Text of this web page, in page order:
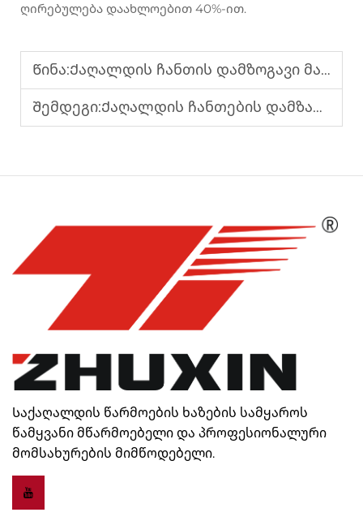
ღირებულება დაახლოებით 40%-ით.
Წინა:Ქაღალდის ჩანთის დამზოგავი მანქანა ეკო-მეგობრული შეფუთვის ამოხსნებისთვის
Შემდეგი:Ქაღალდის ჩანთების დამზადების მანქანა ფართო რეგულირების დიაპაზონით მოქნილი ზომებისთვის
Საქაღალდის წარმოების ხაზების სამყაროს
წამყვანი მწარმოებელი და პროფესიონალური
მომსახურების მიმწოდებელი.